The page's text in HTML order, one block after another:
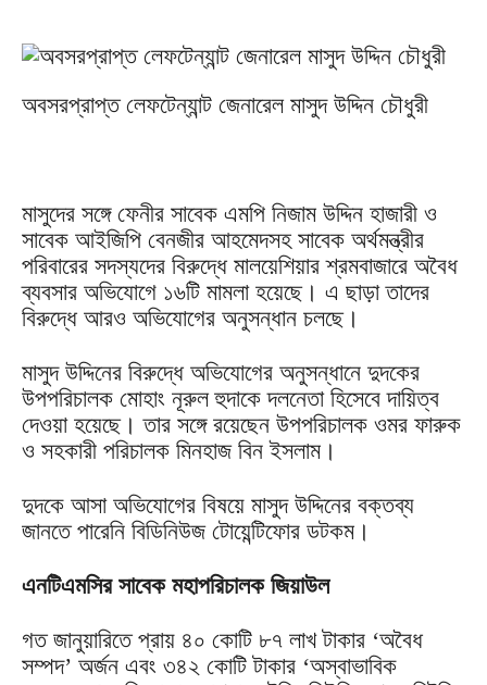
অবসরপ্রাপ্ত লেফটেন্যান্ট জেনারেল মাসুদ উদ্দিন চৌধুরী
মাসুদের সঙ্গে ফেনীর সাবেক এমপি নিজাম উদ্দিন হাজারী ও
সাবেক আইজিপি বেনজীর আহমেদসহ সাবেক অর্থমন্ত্রীর
পরিবারের সদস্যদের বিরুদ্ধে মালয়েশিয়ার শ্রমবাজারে অবৈধ
ব্যবসার অভিযোগে ১৬টি মামলা হয়েছে। এ ছাড়া তাদের
বিরুদ্ধে আরও অভিযোগের অনুসন্ধান চলছে।
মাসুদ উদ্দিনের বিরুদ্ধে অভিযোগের অনুসন্ধানে দুদকের
উপপরিচালক মোহাং নূরুল হুদাকে দলনেতা হিসেবে দায়িত্ব
দেওয়া হয়েছে। তার সঙ্গে রয়েছেন উপপরিচালক ওমর ফারুক
ও সহকারী পরিচালক মিনহাজ বিন ইসলাম।
দুদকে আসা অভিযোগের বিষয়ে মাসুদ উদ্দিনের বক্তব্য
জানতে পারেনি বিডিনিউজ টোয়েন্টিফোর ডটকম।
এনটিএমসির সাবেক মহাপরিচালক জিয়াউল
গত জানুয়ারিতে প্রায় ৪০ কোটি ৮৭ লাখ টাকার ‘অবৈধ
সম্পদ’ অর্জন এবং ৩৪২ কোটি টাকার ‘অস্বাভাবিক